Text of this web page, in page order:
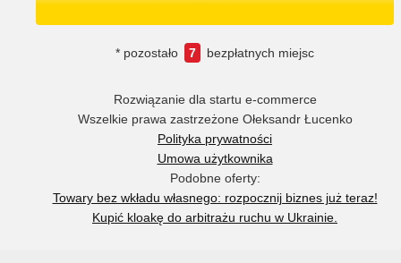
* pozostało 7 bezpłatnych miejsc
Rozwiązanie dla startu e-commerce
Wszelkie prawa zastrzeżone Ołeksandr Łucenko
Polityka prywatności
Umowa użytkownika
Podobne oferty:
Towary bez wkładu własnego: rozpocznij biznes już teraz!
Kupić kloakę do arbitrażu ruchu w Ukrainie.